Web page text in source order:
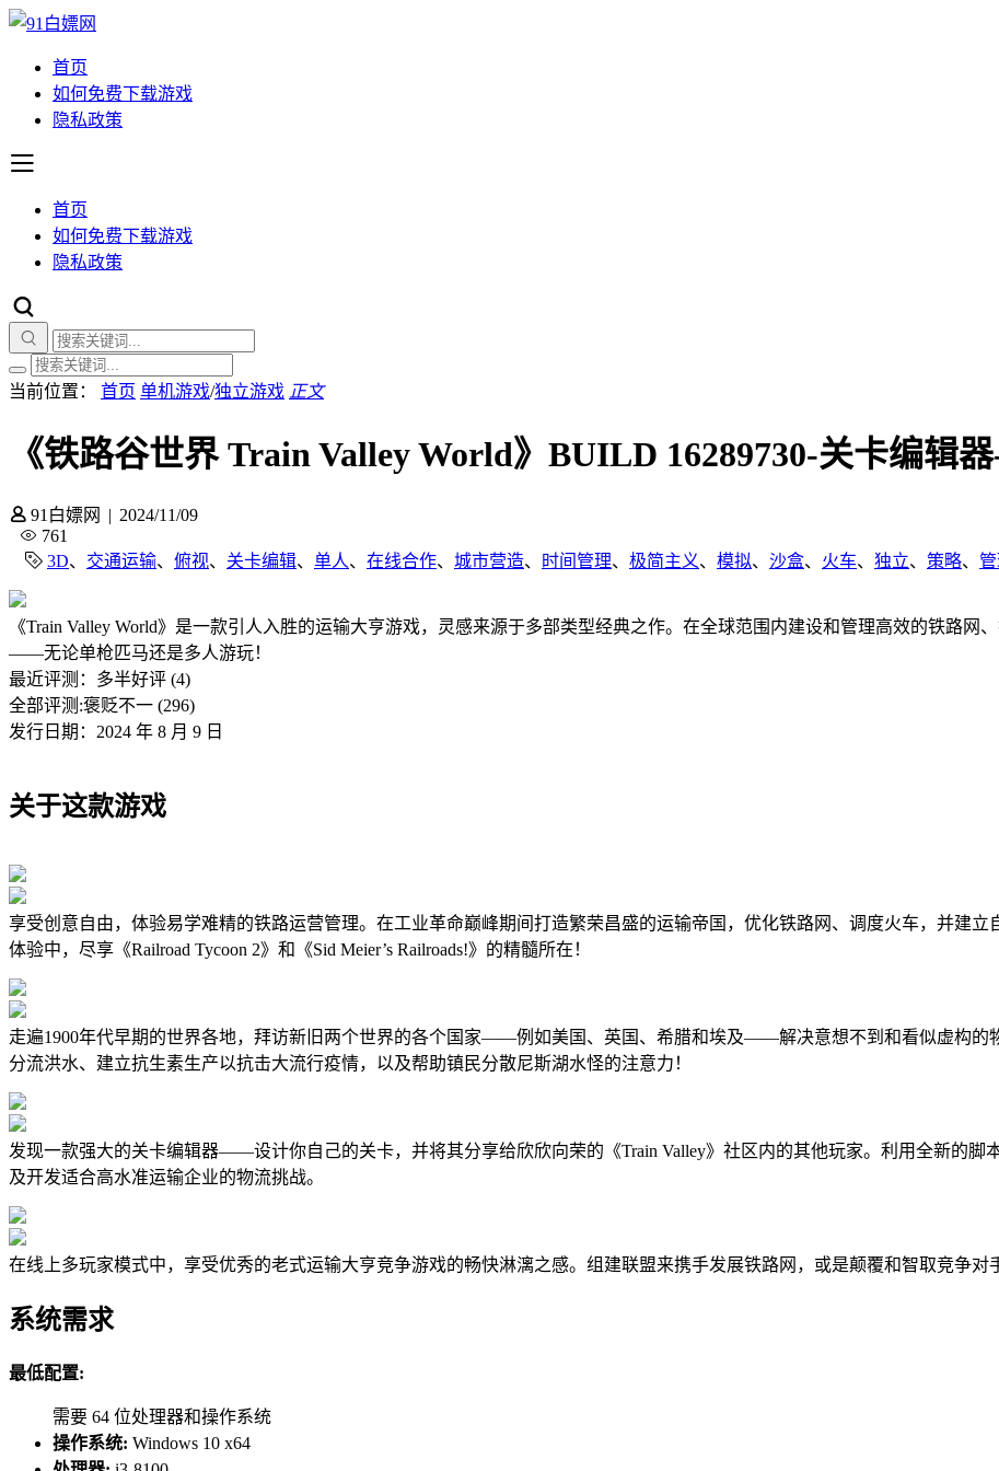
首页
如何免费下载游戏
隐私政策
首页
如何免费下载游戏
隐私政策
当前位置： 首页 单机游戏/独立游戏 正文
《铁路谷世界 Train Valley World》BUILD 16289730-关卡编辑
91白嫖网 | 2024/11/09
761
3D、 交通运输、 俯视、 关卡编辑、 单人、 在线合作、 城市营造、 时间管理、 极简主义、 模拟、 沙盒、 火车、 独立、 策略、
《Train Valley World》是一款引人入胜的运输大亨游戏，灵感来源于多部类型经典之作。在全球范围内建设和管理高效的铁路
——无论单枪匹马还是多人游玩！
最近评测： 多半好评 (4)
全部评测:褒贬不一 (296)
发行日期：2024 年 8 月 9 日
关于这款游戏
享受创意自由，体验易学难精的铁路运营管理。在工业革命巅峰期间打造繁荣昌盛的运输帝国，优化铁路网、调度火车，并建
体验中，尽享《Railroad Tycoon 2》和《Sid Meier’s Railroads!》的精髓所在！
走遍1900年代早期的世界各地，拜访新旧两个世界的各个国家——例如美国、英国、希腊和埃及——解决意想不到和看似虚构的
分流洪水、建立抗生素生产以抗击大流行疫情，以及帮助镇民分散尼斯湖水怪的注意力！
发现一款强大的关卡编辑器——设计你自己的关卡，并将其分享给欣欣向荣的《Train Valley》社区内的其他玩家。利用全新的脚
及开发适合高水准运输企业的物流挑战。
在线上多玩家模式中，享受优秀的老式运输大亨竞争游戏的畅快淋漓之感。组建联盟来携手发展铁路网，或是颠覆和智取竞争
系统需求
最低配置:
需要 64 位处理器和操作系统
操作系统: Windows 10 x64